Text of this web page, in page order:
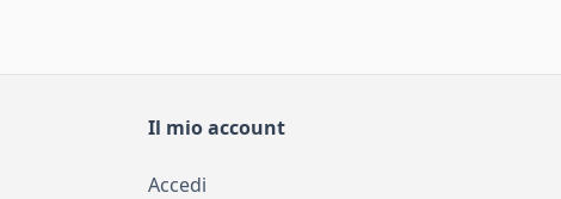
Il mio account
Accedi